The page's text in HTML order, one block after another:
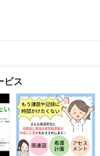
ビス